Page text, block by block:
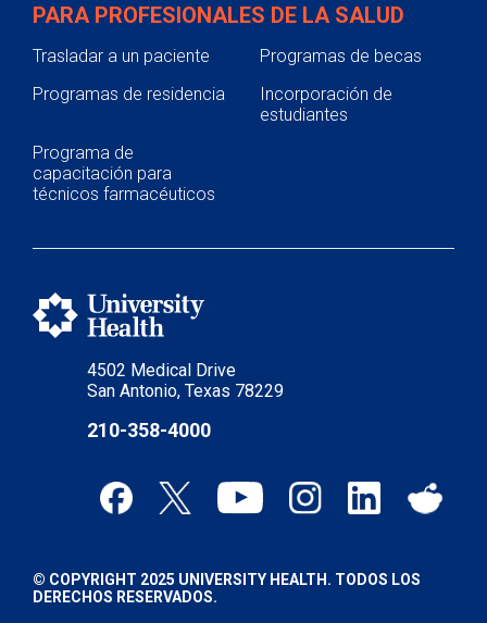
4502 Medical Drive
San Antonio, Texas 78229
210-358-4000
PARA PROFESIONALES DE LA SALUD
Trasladar a un paciente
Programas de becas
Programas de residencia
Incorporación de
estudiantes
Programa de
capacitación para
técnicos farmacéuticos
© COPYRIGHT 2025 UNIVERSITY HEALTH. TODOS LOS
DERECHOS RESERVADOS.